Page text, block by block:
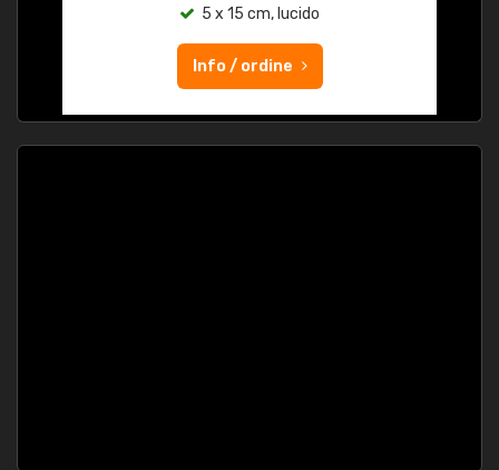
5 x 15 cm, lucido
Info / ordine